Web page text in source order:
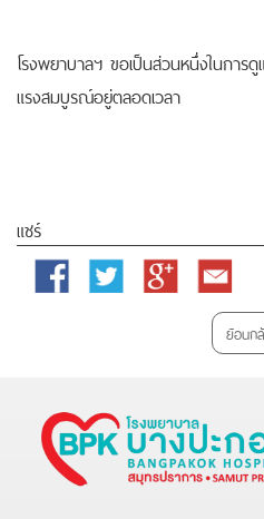
โรงพยาบาลฯ ขอเป็นส่วนหนึ่งในการ
แรงสมบูรณ์อยู่ตลอดเวลา
แชร์
Facebook Twitter
Google
Email
ย้อนก